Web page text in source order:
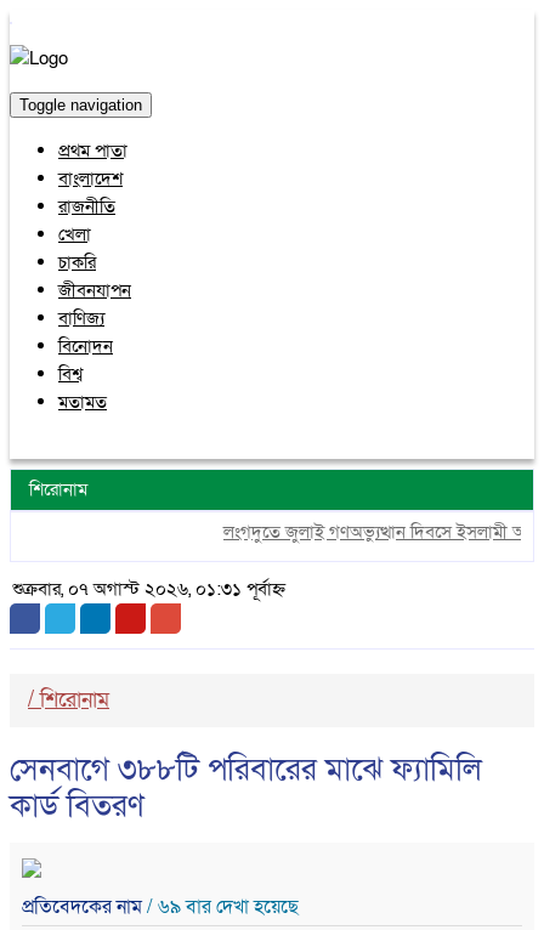
Toggle navigation
প্রথম পাতা
বাংলাদেশ
রাজনীতি
খেলা
চাকরি
জীবনযাপন
বাণিজ্য
বিনোদন
বিশ্ব
মতামত
শিরোনাম
লংগদুতে জুলাই গণঅভ্যুত্থান দিবসে ইসলামী
শুক্রবার, ০৭ অগাস্ট ২০২৬, ০১:৩১ পূর্বাহ্ন
/শিরোনাম
সেনবাগে ৩৮৮টি পরিবারের মাঝে ফ্যামিলি
কার্ড বিতরণ
প্রতিবেদকের নাম/ ৬৯ বার দেখা হয়েছে